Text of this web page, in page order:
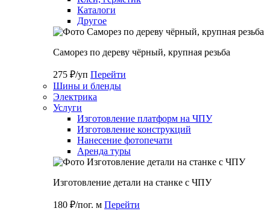
Каталоги
Другое
Саморез по дереву чёрный, крупная резьба
275 ₽/уп Перейти
Шины и бленды
Электрика
Услуги
Изготовление платформ на ЧПУ
Изготовление конструкций
Нанесение фотопечати
Аренда туры
Изготовление детали на станке с ЧПУ
180 ₽/пог. м Перейти